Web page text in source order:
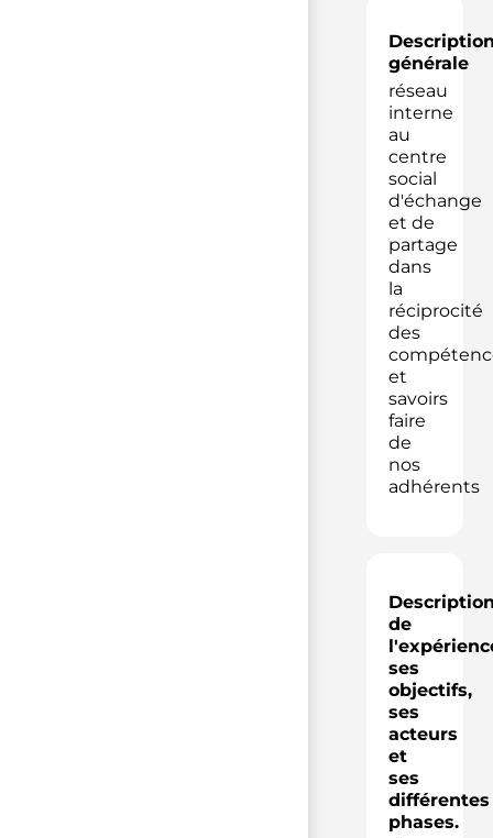
générale
réseau
interne
au
centre
social
d'échange
et de
partage
dans
la
réciprocité
des
et
savoirs
faire
de
nos
adhérents
de
ses
objectifs,
ses
acteurs
et
ses
différentes
phases.